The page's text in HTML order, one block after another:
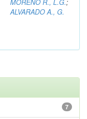
MORENO R., L.G.;
ALVARADO A., G.
7